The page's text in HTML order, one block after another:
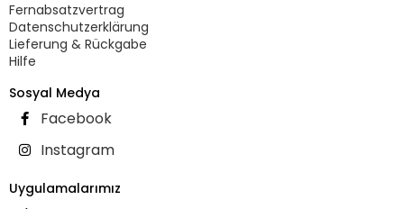
Fernabsatzvertrag
Datenschutzerklärung
Lieferung & Rückgabe
Hilfe
Sosyal Medya
Facebook
Instagram
Uygulamalarımız